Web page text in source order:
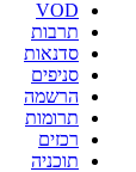
VOD
תרבות
סדנאות
סניפים
הרשמה
תרומות
רכזים
תוכניה